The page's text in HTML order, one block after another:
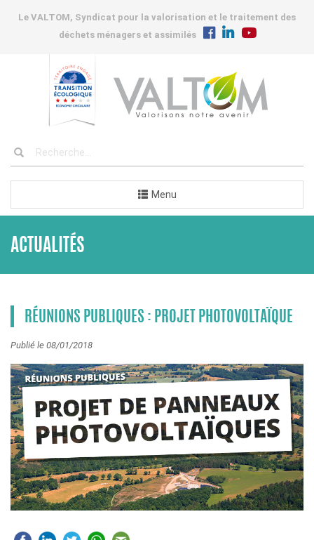
Le VALTOM, Syndicat pour la valorisation et le traitement des
déchets ménagers et assimilés
Menu
ACTUALITÉS
RÉUNIONS PUBLIQUES : PROJET PHOTOVOLTAÏQUE
Publié le 08/01/2018